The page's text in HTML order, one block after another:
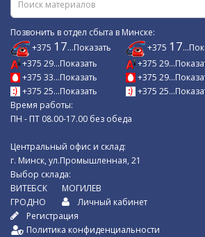
Позвонить в отдел сбыта в Минске:
+375 17...Показать
+375 29...Показать
+375 33...Показать
+375 25...Показать
+375 17
+375
+375
+375
Время работы:
ПН - ПТ 08.00-17.00 без обеда
Центральный офис и склад:
г. Минск, ул.Промышленная, 21
Выбор склада:
ВИТЕБСК
ГРОДНО
МОГИЛЕВ
Личный кабинет
Регистрация
Политика конфиденциальности